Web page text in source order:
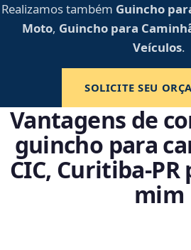
Realizamos também Guincho
Moto, Guincho para
Veículos.
SOLICITE SEU
Vantagens de
guincho para
CIC,
mim